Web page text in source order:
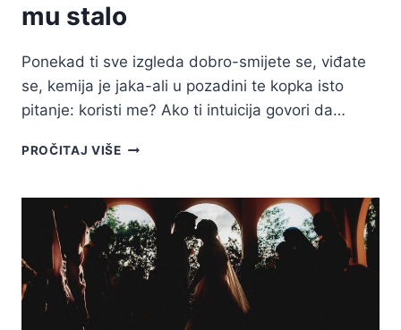
mu stalo
Ponekad ti sve izgleda dobro-smijete se, viđate
se, kemija je jaka-ali u pozadini te kopka isto
pitanje: koristi me? Ako ti intuicija govori da…
PROČITAJ VIŠE23
DA
TE
MUŠKARAC
ISKORIŠTAVA